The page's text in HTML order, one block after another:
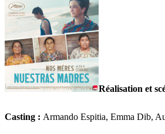
Réalisation et s
Casting : Armando Espitia, Emma Dib,